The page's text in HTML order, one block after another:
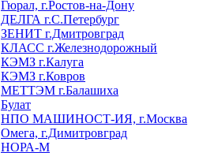
Гюрал, г.Ростов-на-Дону
ДЕЛГА г.С.Петербург
ЗЕНИТ г.Дмитровград
КЛАСС г.Железнодорожный
КЭМЗ г.Калуга
КЭМЗ г.Ковров
МЕТТЭМ г.Балашиха
Булат
НПО МАШИНОСТ-ИЯ, г.Москва
Омега, г.Димитровград
НОРА-М